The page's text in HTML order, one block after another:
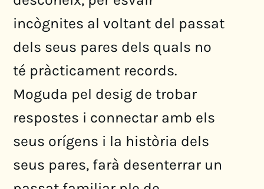
incògnites al voltant del passat
dels seus pares dels quals no
té pràcticament records.
Moguda pel desig de trobar
respostes i connectar amb els
seus orígens i la història dels
seus pares, farà desenterrar un